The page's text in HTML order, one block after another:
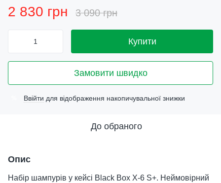
2 830 грн 3 090 грн
Купити
Замовити швидко
Ввійти для відображення накопичувальної знижки
До обраного
Опис
Набір шампурів у кейсі Black Box X-6 S+. Неймовірний